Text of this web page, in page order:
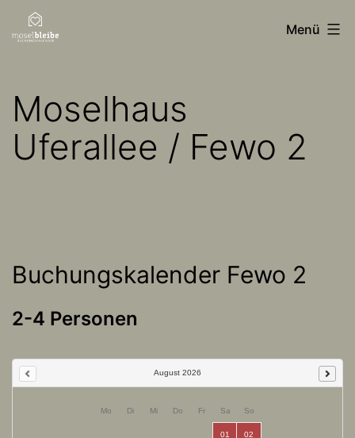
Inhaltmoselbleibe
Menü
Moselhaus
Uferallee / Fewo 2
Buchungskalender Fewo 2
2-4 Personen